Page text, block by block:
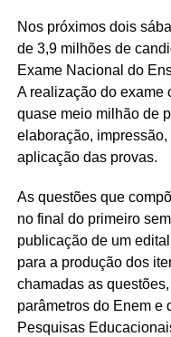
Nos próximos dois
de 3,9 milhões de
Exame Nacional do
A realização do exame
quase meio milhão de
elaboração,
aplicação das provas.
As questões que
no final do primeiro
publicação de um
para a produção dos
chamadas as
parâmetros do Enem e
Pesquisas